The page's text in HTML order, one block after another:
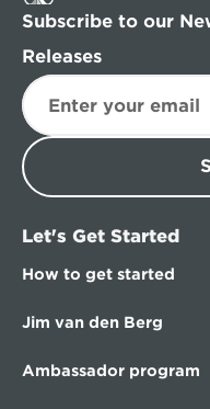
Subscribe to our
Releases
Let's Get Started
How to get started
Jim van den Berg
Ambassador program